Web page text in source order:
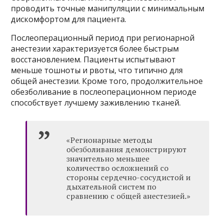
проводить точные манипуляции с минимальным
дискомфортом для пациента.
Послеоперационный период при регионарной
анестезии характеризуется более быстрым
восстановлением. Пациенты испытывают
меньше тошноты и рвоты, что типично для
общей анестезии. Кроме того, продолжительное
обезболивание в послеоперационном периоде
способствует лучшему заживлению тканей.
«Регионарные методы
обезболивания демонстрируют
значительно меньшее
количество осложнений со
стороны сердечно-сосудистой и
дыхательной систем по
сравнению с общей анестезией.»